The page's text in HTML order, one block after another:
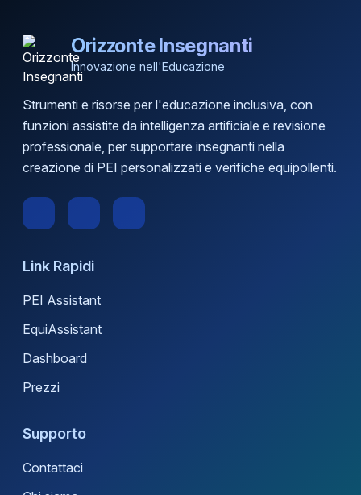
Orizzonte Insegnanti
Innovazione nell'Educazione
Strumenti e risorse per l'educazione inclusiva, con
funzioni assistite da intelligenza artificiale e revisione
professionale, per supportare insegnanti nella
creazione di PEI personalizzati e verifiche equipollenti.
Link Rapidi
PEI Assistant
EquiAssistant
Dashboard
Prezzi
Supporto
Contattaci